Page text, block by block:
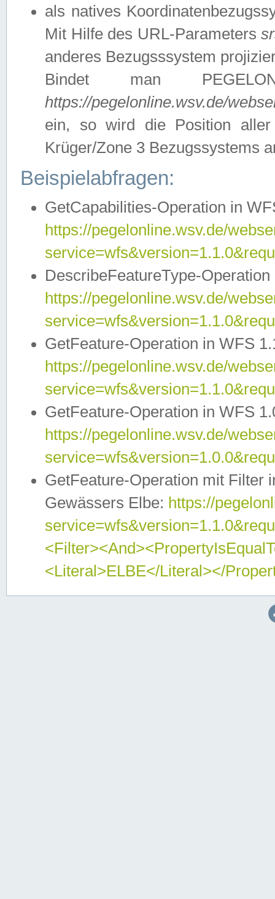
als natives
Mit Hilfe des URL-Parameters
anderes Bezugsssystem
Bindet man
https://pegelonline.wsv.de/
ein, so wird die Position
Krüger/Zone 3 Bezugssystems
Beispielabfragen:
GetCapabilities-Operation in
https://pegelonline.wsv.de/
DescribeFeatureType-
https://pegelonline.wsv.de/
GetFeature-Operation in WFS
https://pegelonline.wsv.de/
GetFeature-Operation in WFS
https://pegelonline.wsv.de/
GetFeature-Operation mit Filter
Gewässers Elbe: https://
<Literal>ELBE</Literal></